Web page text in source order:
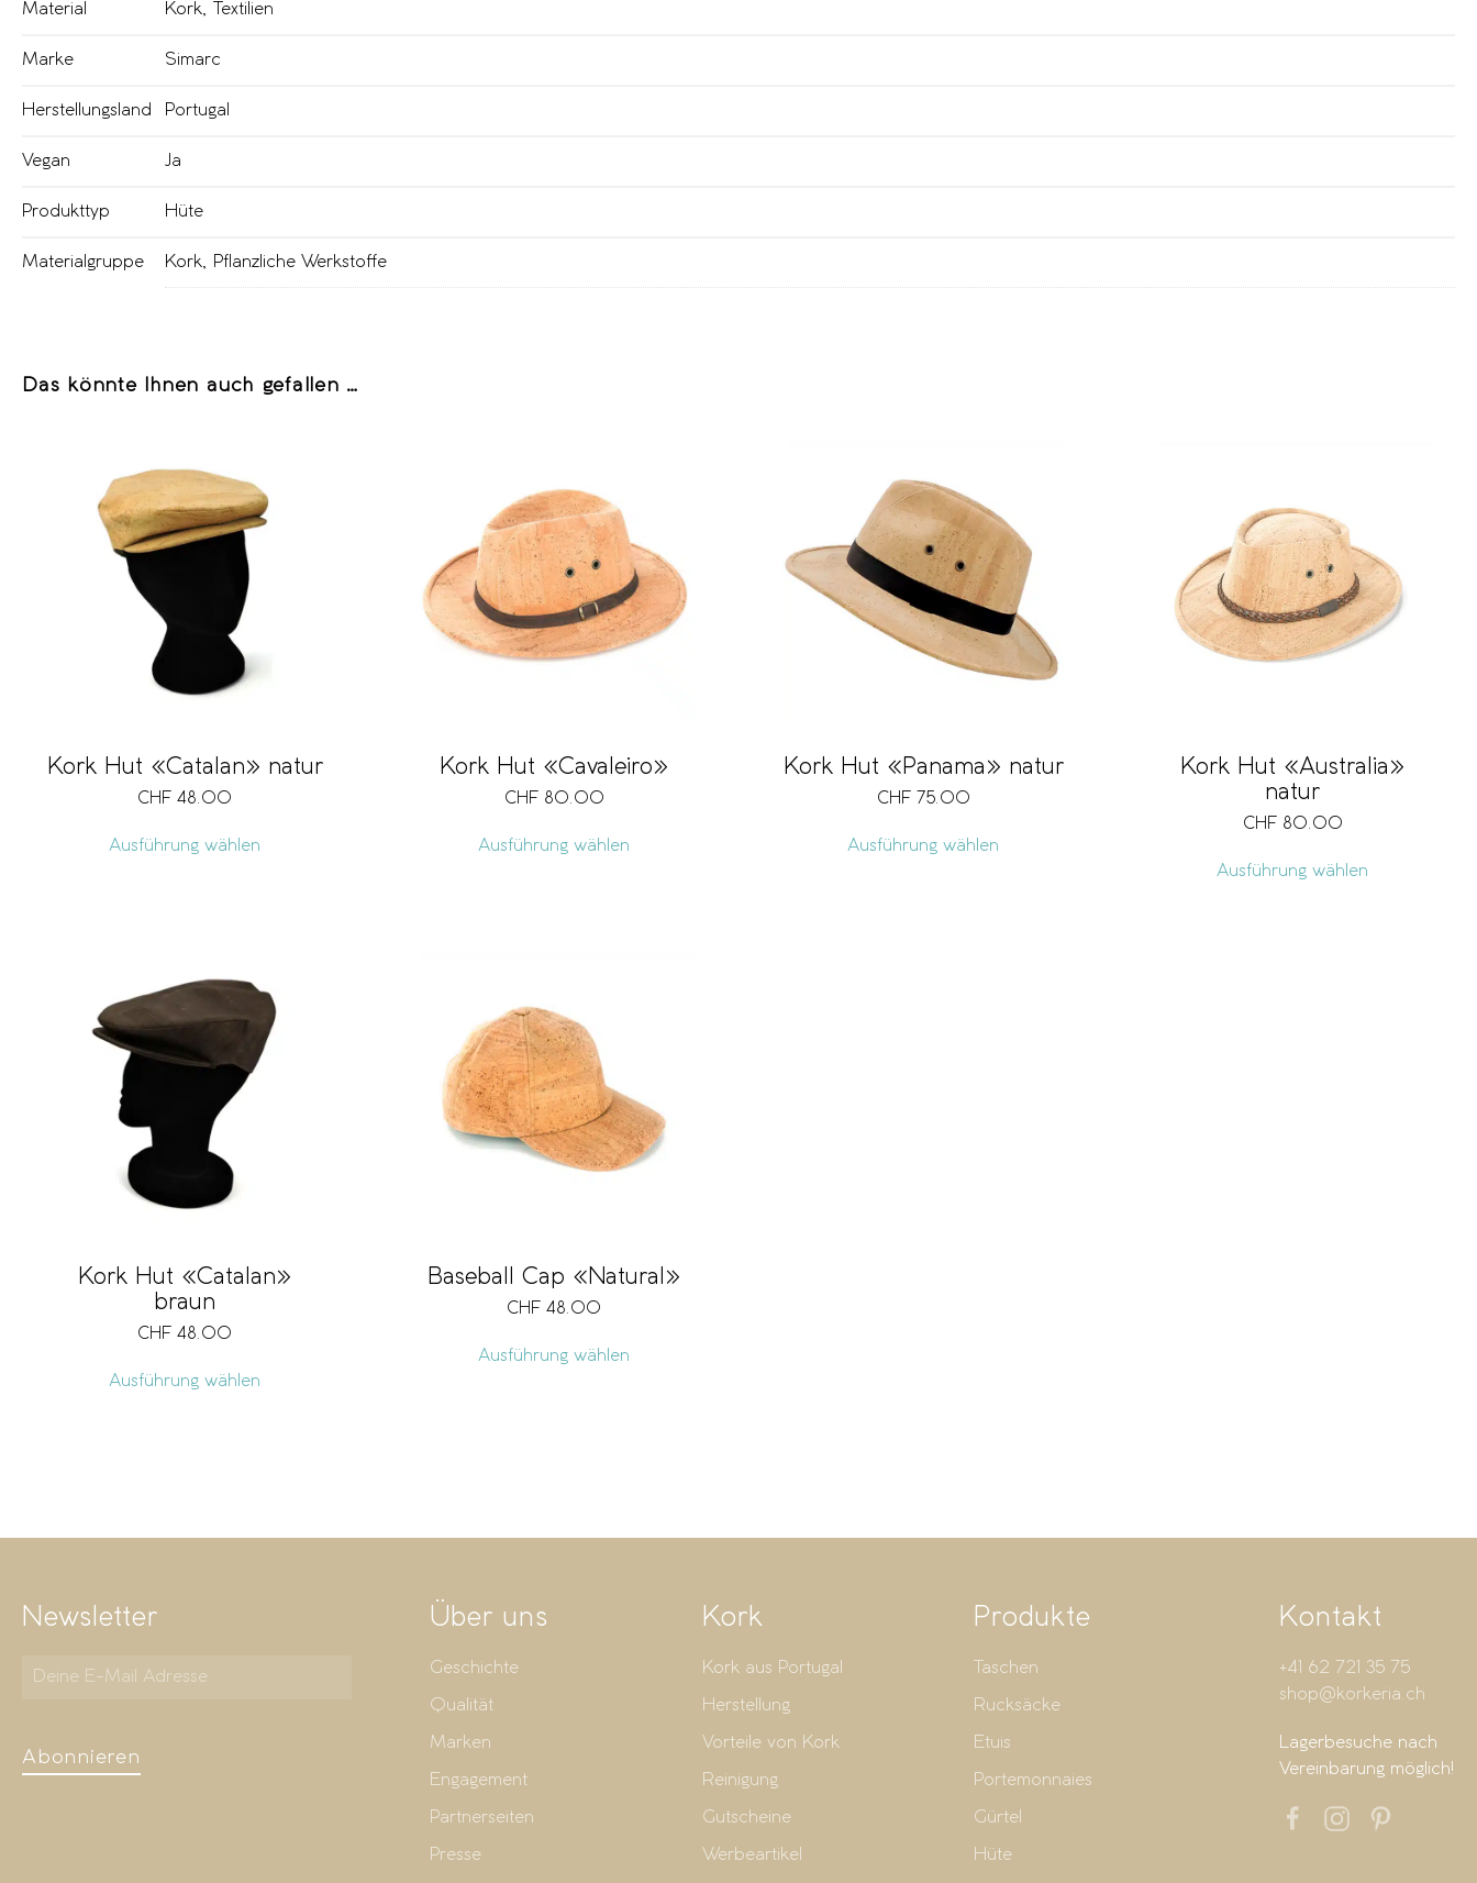
Material Kork, Textilien
Marke Simarc
Herstellungsland Portugal
Vegan Ja
Produkttyp Hüte
Materialgruppe Kork, Pflanzliche Werkstoffe
Das könnte Ihnen auch gefallen …
Kork Hut «Catalan» natur
CHF 48.00
Ausführung wählen
Kork Hut «Cavaleiro»
CHF 80.00
Ausführung wählen
Kork Hut «Panama» natur
CHF 75.00
Ausführung wählen
Kork Hut «Australia»
natur
CHF 80.00
Ausführung wählen
Kork Hut «Catalan»
braun
CHF 48.00
Ausführung wählen
Baseball Cap «Natural»
CHF 48.00
Ausführung wählen
Newsletter
Abonnieren
Über uns
Geschichte
Qualität
Marken
Engagement
Partnerseiten
Presse
Kork
Kork aus Portugal
Herstellung
Vorteile von Kork
Reinigung
Gutscheine
Werbeartikel
Produkte
Taschen
Rucksäcke
Etuis
Portemonnaies
Gürtel
Hüte
Kontakt
+41 62 721 35 75
shop@korkeria.ch
Lagerbesuche nach
Vereinbarung möglich!